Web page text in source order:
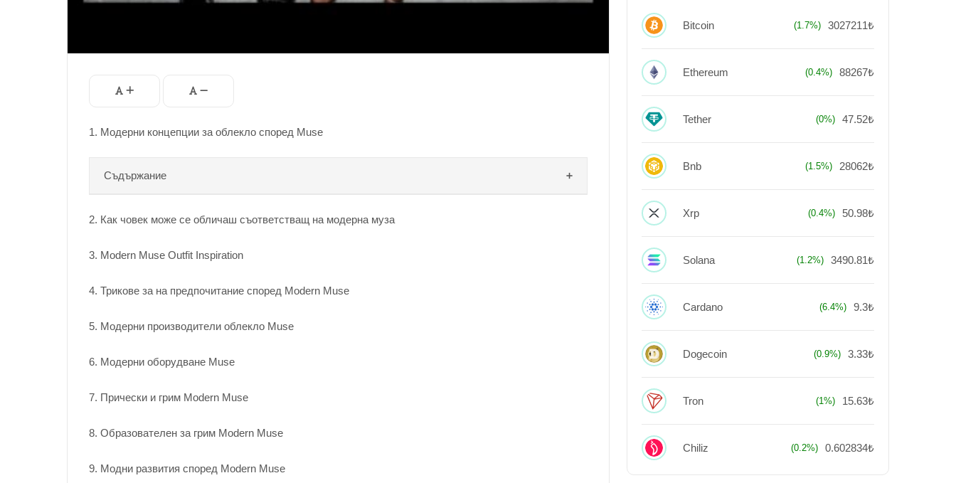
1. Модерни концепции за облекло според Muse
Съдържание
2. Как човек може се обличаш съответстващ на модерна муза
3. Modern Muse Outfit Inspiration
4. Трикове за на предпочитание според Modern Muse
5. Модерни производители облекло Muse
6. Модерни оборудване Muse
7. Прически и грим Modern Muse
8. Образователен за грим Modern Muse
9. Модни развития според Modern Muse
Bitcoin 3027211₺
(1.7%)
Ethereum 88267₺
(0.4%)
Tether 47.52₺
(0%)
Bnb 28062₺
(1.5%)
Xrp 50.98₺
(0.4%)
Solana 3490.81₺
(1.2%)
Cardano 9.3₺
(6.4%)
Dogecoin 3.33₺
(0.9%)
Tron 15.63₺
(1%)
Chiliz 0.602834₺
(0.2%)